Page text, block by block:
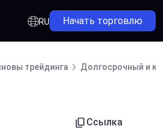
RU Начать торговлю
трейдинга
Долгосрочный и
Ссылка